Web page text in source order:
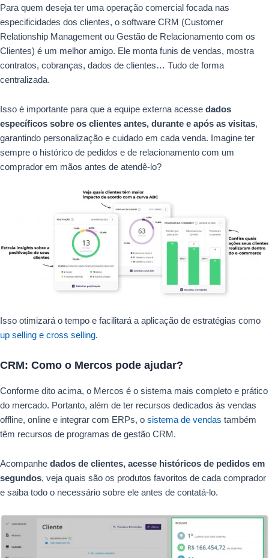
Para quem deseja ter uma operação comercial focada nas
especificidades dos clientes, o software CRM (Customer
Relationship Management ou Gestão de Relacionamento com os
Clientes) é um melhor amigo. Ele monta funis de vendas, mostra
contratos, cobranças, dados de clientes… Tudo de forma
centralizada.
Isso é importante para que a equipe externa acesse dados
específicos sobre os clientes antes, durante e após as visitas,
garantindo personalização e cuidado em cada venda. Imagine ter
sempre o histórico de pedidos e de relacionamento com um
comprador em mãos antes de atendê-lo?
Isso otimizará o tempo e facilitará a aplicação de estratégias como
up selling e cross selling.
CRM: Como o Mercos pode ajudar?
Conforme dito acima, o Mercos é o sistema mais completo e prático
do mercado. Portanto, além de ter recursos dedicados às vendas
offline, online e integrar com ERPs, o sistema de vendas também
têm recursos de programas de gestão CRM.
Acompanhe dados de clientes, acesse históricos de pedidos em
segundos, veja quais são os produtos favoritos de cada comprador
e saiba todo o necessário sobre ele antes de contatá-lo.